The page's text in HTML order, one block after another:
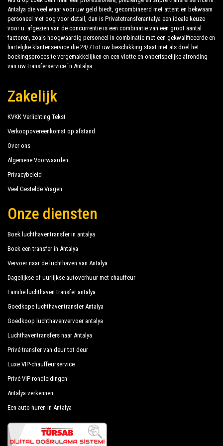
PrivateTransferAntalya is niet alleen een normaal
bedrijf, wij zijn het mooie alternatief voor het
openbaar vervoer van of naar Bogazkent.
Ontdek al onze diensten en tarieven. Waar wacht je
op ?
Boek nu uw privétransfer in Antalya en reis naar uw
hotel in Bogazkent!
De uitgebreide ervaring van ons bedrijf garandeert al
topprioriteit en zullen profiteren van auto's die zijn
uitgerust met alle comfort en personeel dat hun
stad Antalya dankzij de professionaliteit van de
aangeboden diensten en de jarenlange ervaring in het
veld.
Wij bieden maximaal comfort en ondersteuning aan
de klant tijdens hun vakantie naar Bogazkent.
gasten de grootst mogelijke hartelijkheid en
professionaliteit en worden elk jaar onderworpen aan
constante controles op geschiktheid van werk. Met
inachtneming van wat de nationale wetgeving vereist
met betrekking tot de openbare dienst van
onafhankelijke vervoerslijnen, krijgen we veel
boeken die we aanbieden.
Sensimar Belek Resort Spa Hotel
Sensitive Premium Resort Spa
Sherwood Dreams Resort
Siam Elegance Hotels Spa
Tui Day Night Connected Club Life
Aquaworld Belek
Gloria Serenity Resort
Maritim Pine Beach Resort
Antalya die veel waar voor uw geld biedt, gecombineerd met attent en bekwaam
personeel met oog voor detail, dan is Privatetransferantalya een ideale keuze
voor u. afgezien van de concurrentie is een combinatie van een groot aantal
factoren, zoals hoogwaardig personeel in combinatie met een gekwalificeerde en
hartelijke klantenservice die 24/7 tot uw beschikking staat met als doel het
boekingsproces te vergemakkelijken en een vlotte en onberispelijke afronding
van uw transferservice `n Antalya.
Zakelijk
KVKK Verlichting Tekst
Verkoopovereenkomst op afstand
Over ons
Algemene Voorwaarden
Privacybeleid
Veel Gestelde Vragen
Onze diensten
Boek luchthaventransfer in antalya
Boek een transfer in Antalya
Vervoer naar de luchthaven van Antalya
Dagelijkse of uurlijkse autoverhuur met chauffeur
Familie luchthaven transfer antalya
Goedkope luchthaventransfer Antalya
Goedkoop luchthavenvervoer antalya
Luchthaventransfers naar Antalya
Privé transfer van deur tot deur
Luxe VIP-chauffeurservice
Privé VIP-rondleidingen
Antalya verkennen
Een auto huren in Antalya